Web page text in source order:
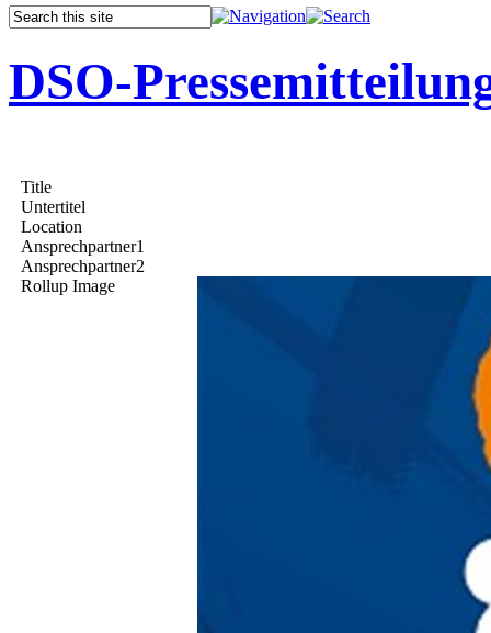
DSO-
Title
Untertitel
Location
Ansprechpartner1
Ansprechpartner2
Rollup Image